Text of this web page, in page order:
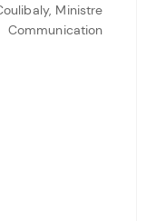
Ministre